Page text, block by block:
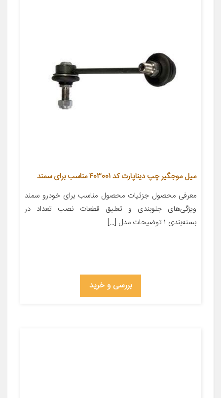
میل موجگیر چپ دیناپارت کد 403001 مناسب برای سمند
معرفی محصول جزئیات محصول مناسب برای خودرو سمند
ویژگی‌های جلوبندی و تعلیق قطعات نصب تعداد در
بسته‌بندی ۱ توضیحات مدل […]
بررسی و خرید